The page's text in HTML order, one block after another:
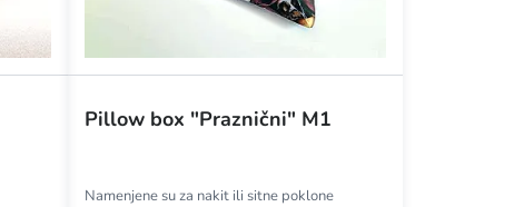
Pillow box "Praznični" M1
Namenjene su za nakit ili sitne poklone